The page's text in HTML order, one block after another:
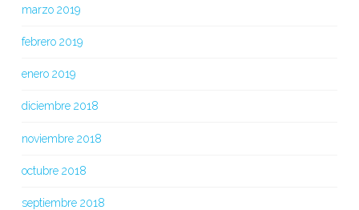
marzo 2019
febrero 2019
enero 2019
diciembre 2018
noviembre 2018
octubre 2018
septiembre 2018